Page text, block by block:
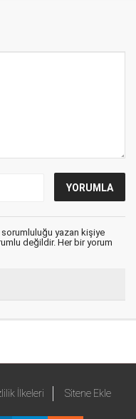
sorumluluğu yazan kişiye
değildir. Her bir yorum
İlkeleri Sitene Ekle